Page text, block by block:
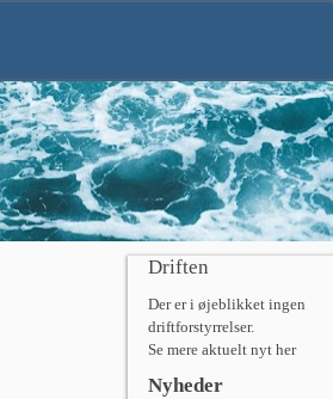
Driften
Der er i øjeblikket ingen
driftforstyrrelser.
Se mere aktuelt nyt her
Nyheder